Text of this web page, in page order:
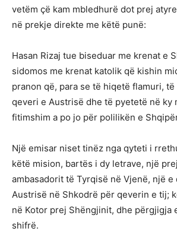
vetëm çë kam mbledhurë dot prej
në prekje direkte me këtë punë:
Hasan Rizaj tue biseduar me krenat e
sidomos me krenat katolik që kishin
pranon që, para se të hiqetë flamuri,
qeveri e Austrisë dhe të pyetetë në ky
fitimshim a po jo për polilikën e
Një emisar niset tinëz nga qyteti i
këtë mision, bartës i dy letrave, një
ambasadorit të Tyrqisë në Vjenë, një e
Austrisë në Shkodrë për qeverin e tij;
në Kotor prej Shëngjinit, dhe përgjigja
shifrë.